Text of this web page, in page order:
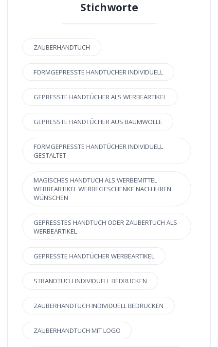
Stichworte
ZAUBERHANDTUCH
FORMGEPRESSTE HANDTÜCHER INDIVIDUELL
GEPRESSTE HANDTÜCHER ALS WERBEARTIKEL
GEPRESSTE HANDTÜCHER AUS BAUMWOLLE
FORMGEPRESSTE HANDTÜCHER INDIVIDUELL
GESTALTET
MAGISCHES HANDTUCH ALS WERBEMITTEL
WERBEARTIKEL WERBEGESCHENKE NACH IHREN
WÜNSCHEN
GEPRESSTES HANDTUCH ODER ZAUBERTUCH ALS
WERBEARTIKEL
GEPRESSTE HANDTÜCHER WERBEARTIKEL
STRANDTUCH INDIVIDUELL BEDRUCKEN
ZAUBERHANDTUCH INDIVIDUELL BEDRUCKEN
ZAUBERHANDTUCH MIT LOGO